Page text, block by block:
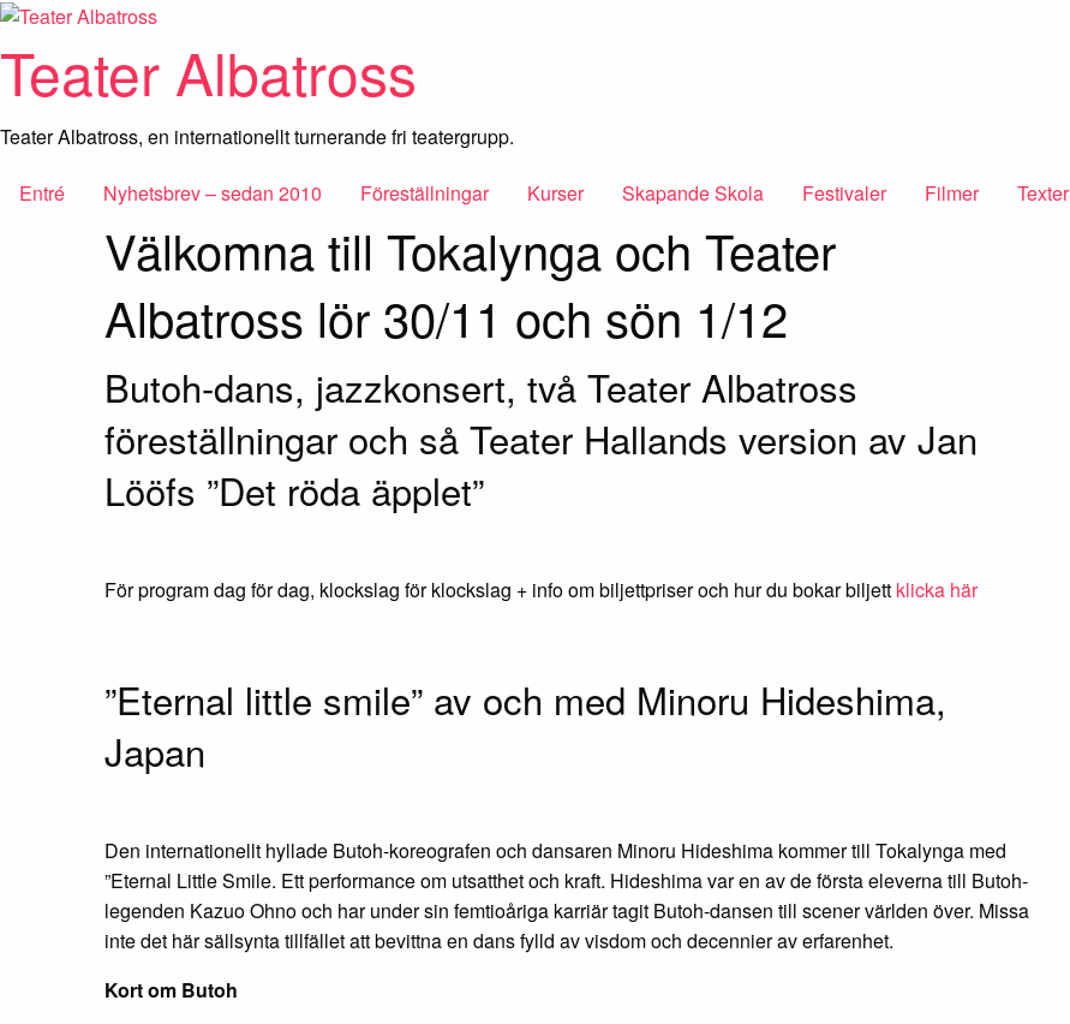
Skip
content
Teater Albatross
Teater Albatross, en internationellt turnerande fri teatergrupp.
Entré Nyhetsbrev – sedan 2010 Föreställningar Kurser Skapande Skola Festivaler Filmer Texter
Välkomna till Tokalynga och Teater
Albatross lör 30/11 och sön 1/12
Butoh-dans, jazzkonsert, två Teater Albatross
föreställningar och så Teater Hallands version av Jan
Lööfs ”Det röda äpplet”
För program dag för dag, klockslag för klockslag + info om biljettpriser och hur du bokar biljett klicka här
”Eternal little smile” av och med Minoru Hideshima,
Japan
Den internationellt hyllade Butoh-koreografen och dansaren Minoru Hideshima kommer till Tokalynga med
”Eternal Little Smile. Ett performance om utsatthet och kraft. Hideshima var en av de första eleverna till Butoh-
legenden Kazuo Ohno och har under sin femtioåriga karriär tagit Butoh-dansen till scener världen över. Missa
inte det här sällsynta tillfället att bevittna en dans fylld av visdom och decennier av erfarenhet.
Kort om Butoh